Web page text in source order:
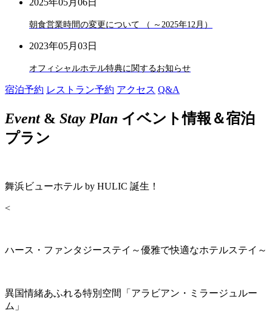
朝食営業時間の変更について （ ～2025年12月）
2023年05月03日
オフィシャルホテル特典に関するお知らせ
宿泊予約 レストラン予約 アクセス Q&A
Event& Stay Plan イベント情報＆宿泊
プラン
舞浜ビューホテル by HULIC 誕生！
<
ハース・ファンタジーステイ～優雅で快適なホテルステイ～
異国情緒あふれる特別空間「アラビアン・ミラージュルー
ム」